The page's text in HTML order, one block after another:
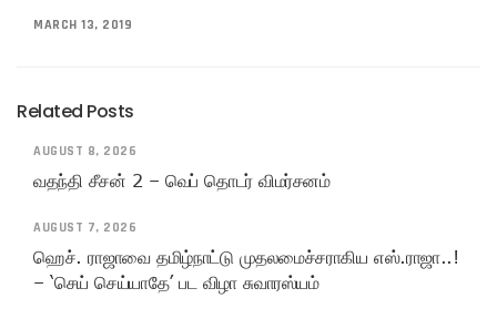
MARCH 13, 2019
Related Posts
AUGUST 8, 2026
வதந்தி சீசன் 2 – வெப் தொடர் விமர்சனம்
AUGUST 7, 2026
ஹெச். ராஜாவை தமிழ்நாட்டு முதலமைச்சராகிய எஸ்.ராஜா..!
– ‘செய் செய்யாதே’ பட விழா சுவாரஸ்யம்